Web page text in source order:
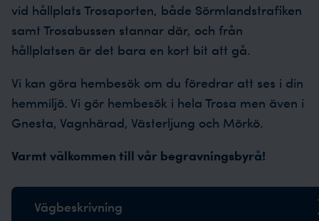
vid hållplats Trosaporten, både Sörmlandstrafiken
samt Trosabussen stannar där, och från
hållplatsen är det bara en kort bit att gå.
Vi kan göra hembesök om du föredrar att ses i din
hemmiljö. Vi gör hembesök i hela Trosa men även i
Gnesta, Vagnhärad, Västerljung och Mörkö.
Varmt välkommen till vår begravningsbyrå!
Vägbeskrivning